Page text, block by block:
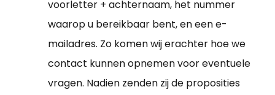
voorletter + achternaam, het nummer
waarop u bereikbaar bent, en een e-
mailadres. Zo komen wij erachter hoe we
contact kunnen opnemen voor eventuele
vragen. Nadien zenden zij de proposities